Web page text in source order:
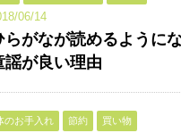
06/14
らがなが読めるように
謡が良い理由
のお手入れ 節約 買い物